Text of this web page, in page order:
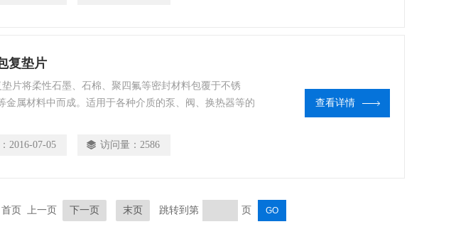
复垫片
垫片将柔性石墨、石棉、聚四氟等密封材料包覆于不锈
金属材料中而成。适用于各种介质的泵、阀、换热器等的
2016-07-05 访问量： 2586
查看详情
首页 上一页 下一页 末页 跳转到第 页